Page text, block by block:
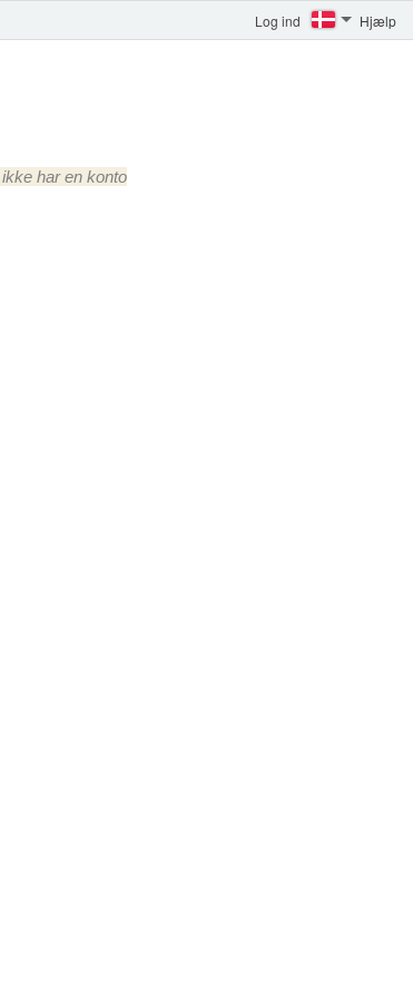
Log ind Hjælp
har en konto